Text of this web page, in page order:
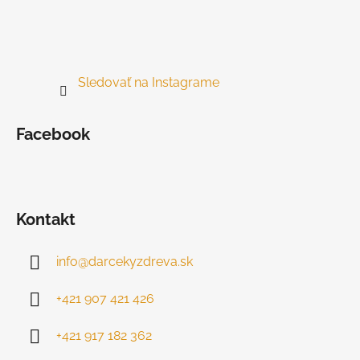
Sledovať na Instagrame
Facebook
Kontakt
info@darcekyzdreva.sk
+421 907 421 426
+421 917 182 362